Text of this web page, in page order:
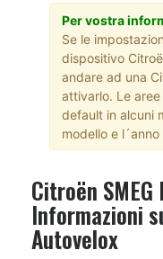
Per vostra
Se le
dispositivo
andare ad una
attivarlo. Le
default in alcuni
modello e l´anno
Citroën
Informazioni
Autovelox